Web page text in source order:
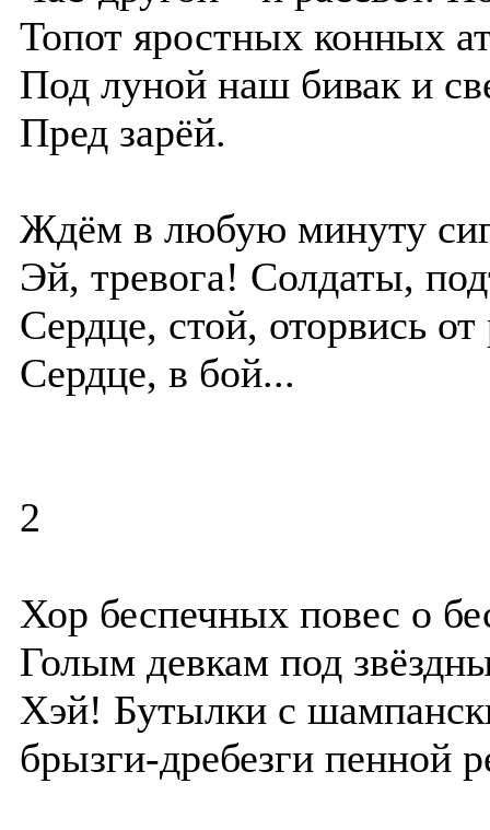
Топот яростных конных
Под луной наш бивак и
Пред зарёй.
Ждём в любую минуту
Эй, тревога! Солдаты,
Сердце, стой, оторвись
Сердце, в бой...
2
Хор беспечных повес о
Голым девкам под
Хэй! Бутылки с
брызги-дребезги пенной